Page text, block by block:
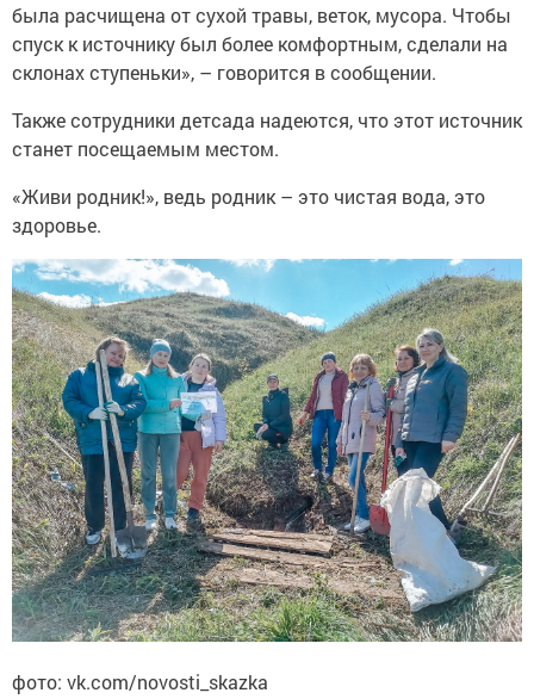
была расчищена от сухой травы, веток, мусора. Чтобы
спуск к источнику был более комфортным, сделали на
склонах ступеньки», – говорится в сообщении.
Также сотрудники детсада надеются, что этот источник
станет посещаемым местом.
«Живи родник!», ведь родник – это чистая вода, это
здоровье.
фото: vk.com/novosti_skazka